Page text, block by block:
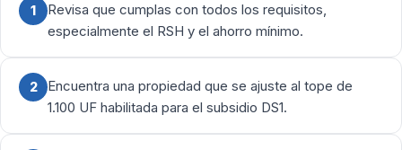
1
Revisa que cumplas con todos los requisitos,
especialmente el RSH y el ahorro mínimo.
2
Encuentra una propiedad que se ajuste al tope de
1.100 UF habilitada para el subsidio DS1.